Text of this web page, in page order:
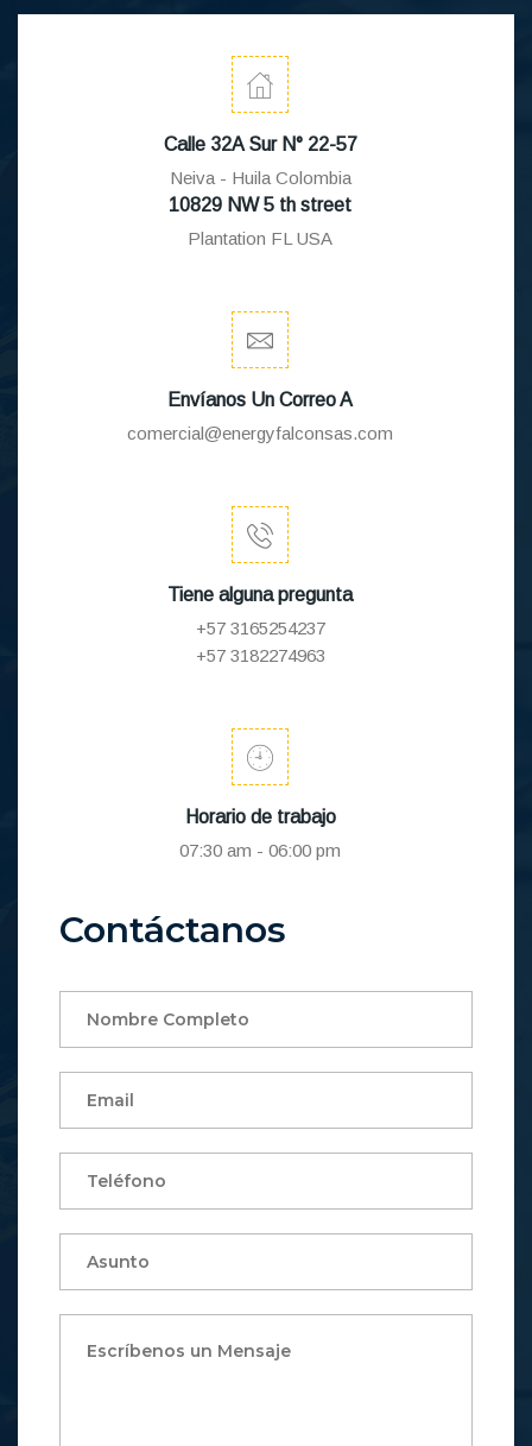
Calle 32A Sur N° 22-57
Neiva - Huila Colombia
10829 NW 5 th street
Plantation FL USA
Envíanos Un Correo A
comercial@energyfalconsas.com
Tiene alguna pregunta
+57 3165254237
+57 3182274963
Horario de trabajo
07:30 am - 06:00 pm
Contáctanos